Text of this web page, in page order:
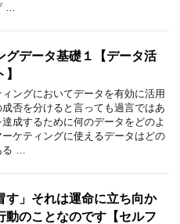
…
グデータ基礎１【データ活
ングにおいてデータを有効に活用
否を分けると言っても過言ではあ
成するために何のデータをどのよ
ーケティングに使えるデータはどの
る …
す」それは運命に立ち向か
動のことなのです【セルフ